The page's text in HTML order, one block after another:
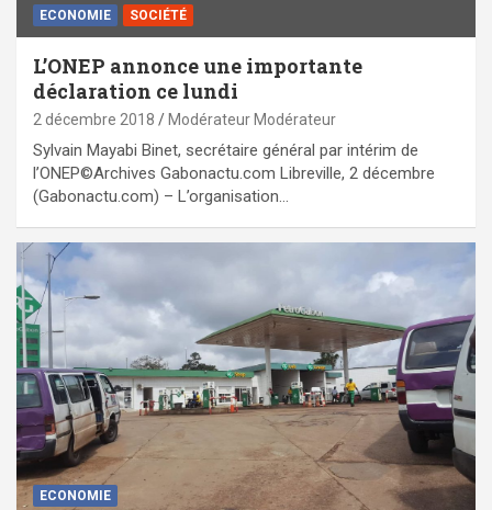
ECONOMIE SOCIÉTÉ
L’ONEP annonce une importante
déclaration ce lundi
2 décembre 2018 Modérateur Modérateur
Sylvain Mayabi Binet, secrétaire général par intérim de
l’ONEP©Archives Gabonactu.com Libreville, 2 décembre
(Gabonactu.com) – L’organisation…
ECONOMIE